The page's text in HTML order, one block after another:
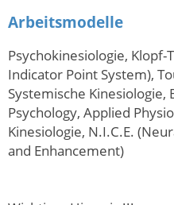
Arbeitsmodelle
Psychokinesiologie, Klopf-
Indicator Point System),
Systemische Kinesiologie,
Psychology, Applied
Kinesiologie, N.I.C.E.
and Enhancement)